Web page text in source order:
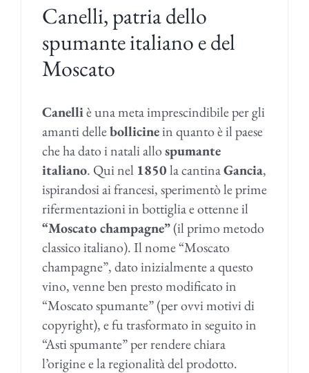
Canelli, patria dello
spumante italiano e del
Moscato
Canelliè una meta imprescindibile per gli
amanti dellebollicinein quanto è il paese
che ha dato i natali allospumante
italiano. Qui nel 1850la cantinaGancia,
ispirandosi ai francesi, sperimentò le prime
rifermentazioni in bottiglia e ottenne il
“Moscato champagne”(il primo metodo
classico italiano). Il nome “Moscato
champagne”, dato inizialmente a questo
vino, venne ben presto modificato in
“Moscato spumante” (per ovvi motivi di
copyright), e fu trasformato in seguito in
“Asti spumante” per rendere chiara
l’origine e la regionalità del prodotto.